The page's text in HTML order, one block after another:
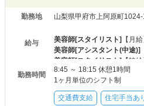
勤務地 山梨県甲府市上阿原町
給与 美容師[スタイリスト]
【月
美容師[アシスタント(中途)]
美容師[スタイリスト] 【時
勤務時間
8:45 ～ 18:15 休憩1時間
1ヶ月単位のシフト制
交通費支給 住宅手当あ